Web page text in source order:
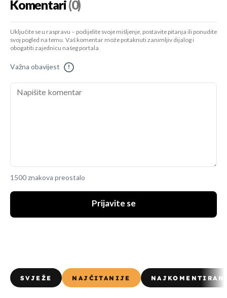
Komentari(0)
Uključite se u raspravu – podijelite svoje mišljenje, postavite pitanja ili ponudite
svoj pogled na temu. Vaš komentar može potaknuti zanimljiv dijalog i
obogatiti zajednicu našeg portala.
Važna obavijest !
1500 znakova preostalo
Prijavite se
SVJEŽE NAJČITANIJE